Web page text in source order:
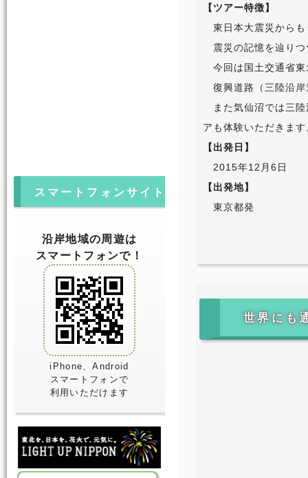
スマートフォンサイト
沿岸地域の周遊は
スマートフォンで！
iPhone、Android
スマートフォンで
利用いただけます
【ツアー特徴】
東日本大震災からも
震災の記憶を辿りつ
今回は国土交通省東
復興道路（三陸沿岸
また気仙沼では三陸
アも体験いただきます
【出発日】
2015年12月6日
【出発地】
東京都発
世界にも